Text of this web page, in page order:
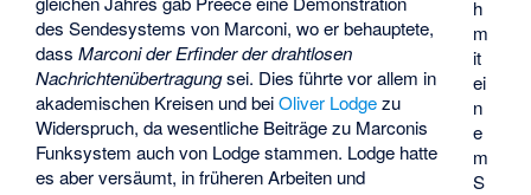
h
m
it
ei
n
e
m
S
des Sendesystems von Marconi, wo er behauptete,
dassMarconi der Erfinder der drahtlosen
Nachrichtenübertragungsei. Dies führte vor allem in
akademischen Kreisen und beiOliver Lodgezu
Widerspruch, da wesentliche Beiträge zu Marconis
Funksystem auch von Lodge stammen. Lodge hatte
es aber versäumt, in früheren Arbeiten und